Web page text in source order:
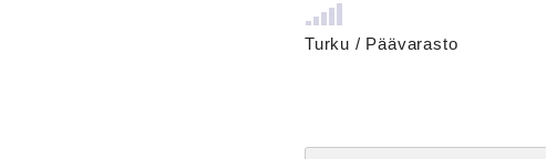
Turku / Päävarasto